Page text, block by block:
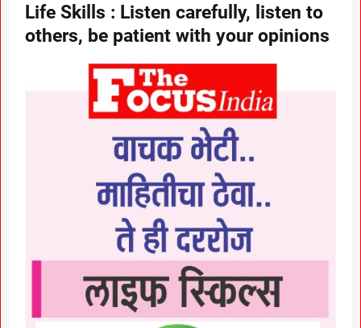
Life Skills : Listen carefully, listen to
others, be patient with your opinions